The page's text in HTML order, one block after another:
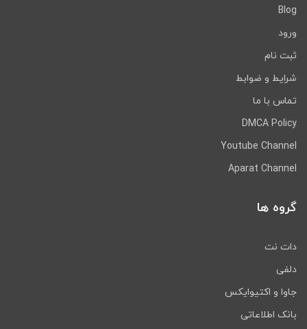
Blog
ورود
ثبت نام
شرایط و ضوابط
تماس با ما
DMCA Policy
Youtube Channel
Aparat Channel
گروه ها
دات نت
دلفی
جاوا و اکتیوایکس
بانک اطلاعاتی